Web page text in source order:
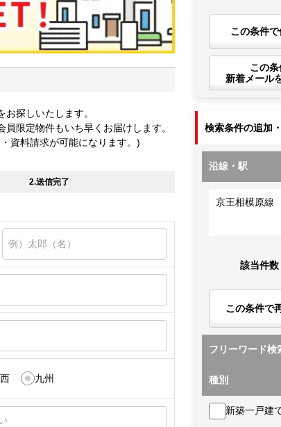
探しいたします。
限定物件もいち早くお届けします。
資料請求が可能になります。)
2.送信完了
九州
この条件
この
新着メール
検索条件の追加
沿線・駅
京王相模原線
該当件数
この条件で
フリーワード検
種別
新築一戸建